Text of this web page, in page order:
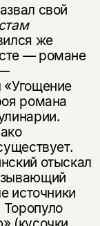
свой
же
— романе
«Угощение
романа
отыскал
источники